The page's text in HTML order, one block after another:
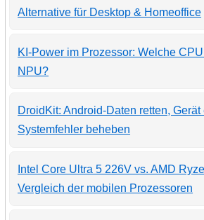
Alternative für Desktop & Homeoffice
KI-Power im Prozessor: Welche
NPU?
DroidKit: Android-Daten retten, Gerät
Systemfehler beheben
Intel Core Ultra 5 226V vs. AMD
Vergleich der mobilen Prozessoren